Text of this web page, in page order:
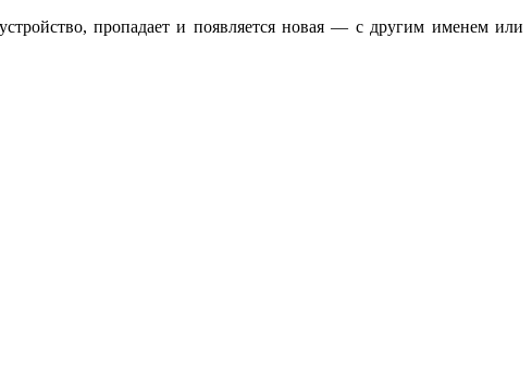
пропадает и появляется новая — с другим именем или